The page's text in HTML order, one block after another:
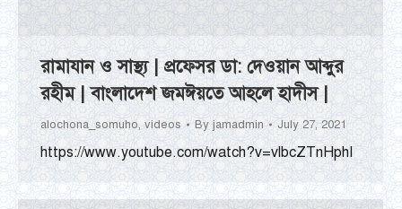
রামাযান ও সাস্থ্য | প্রফেসর ডা: দেওয়ান আব্দুর
রহীম | বাংলাদেশ জমঈয়তে আহলে হাদীস |
alochona_somuho, videos By jamadmin July 27, 2021
https://www.youtube.com/watch?v=vlbcZTnHphI